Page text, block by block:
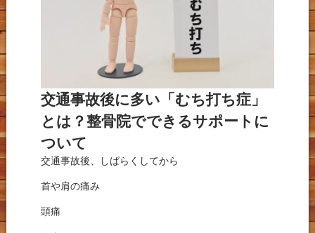
交通事故後に多い「むち打ち症」
とは？整骨院でできるサポートに
ついて
交通事故後、しばらくしてから
首や肩の痛み
頭痛